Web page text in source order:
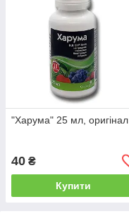
"Харума" 25 мл, оригінал
40 ₴
Купити